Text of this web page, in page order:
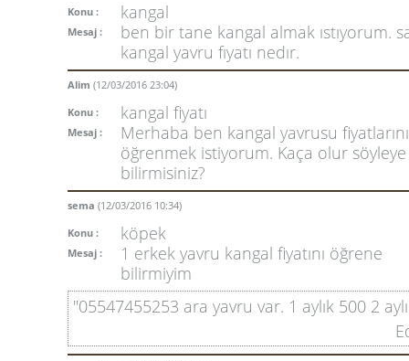
Konu :
kangal
Mesaj :
ben bir tane kangal almak ıstıyorum.
kangal yavru fıyatı nedır.
Alim (12/03/2016 23:04)
Konu :
kangal fiyatı
Mesaj :
Merhaba ben kangal yavrusu fiyatlarını
öğrenmek istiyorum. Kaça olur söyleye
bilirmisiniz?
sema (12/03/2016 10:34)
Konu :
köpek
Mesaj :
1 erkek yavru kangal fiyatını öğrene
bilirmiyim
"05547455253 ara yavru var. 1 aylık 500 2